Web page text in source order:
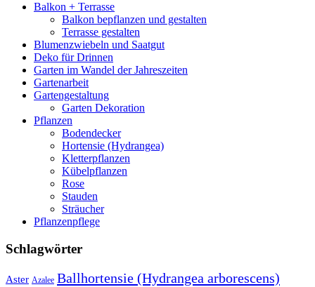
Balkon + Terrasse
Balkon bepflanzen und gestalten
Terrasse gestalten
Blumenzwiebeln und Saatgut
Deko für Drinnen
Garten im Wandel der Jahreszeiten
Gartenarbeit
Gartengestaltung
Garten Dekoration
Pflanzen
Bodendecker
Hortensie (Hydrangea)
Kletterpflanzen
Kübelpflanzen
Rose
Stauden
Sträucher
Pflanzenpflege
Schlagwörter
Aster Azalee Ballhortensie (Hydrangea arborescens)